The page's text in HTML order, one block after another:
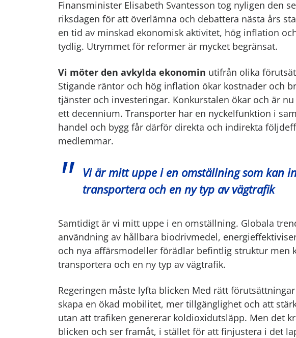
Finansminister Elisabeth Svantesson tog nyligen den
riksdagen för att överlämna och debattera nästa års
en tid av minskad ekonomisk aktivitet, hög inflation
tydlig. Utrymmet för reformer är mycket begränsat.
Vi möter den avkylda ekonomin utifrån olika
Stigande räntor och hög inflation ökar kostnader och
tjänster och investeringar. Konkurstalen ökar och är
ett decennium. Transporter har en nyckelfunktion i
handel och bygg får därför direkta och indirekta
medlemmar.
Vi är mitt uppe i en omställning som kan
transportera och en ny typ av vägtrafik
Samtidigt är vi mitt uppe i en omställning. Globala
användning av hållbara biodrivmedel,
och nya affärsmodeller förädlar befintlig struktur men
transportera och en ny typ av vägtrafik.
Regeringen måste lyfta blicken Med rätt
skapa en ökad mobilitet, mer tillgänglighet och att
utan att trafiken genererar koldioxidutsläpp. Men det
blicken och ser framåt, i stället för att finjustera i det